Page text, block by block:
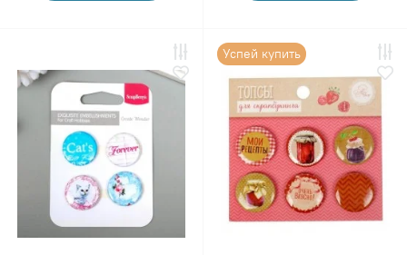
Успей купить